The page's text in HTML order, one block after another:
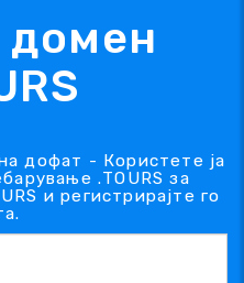
дофат - Користете ја
.TOURS за
и регистрирајте го